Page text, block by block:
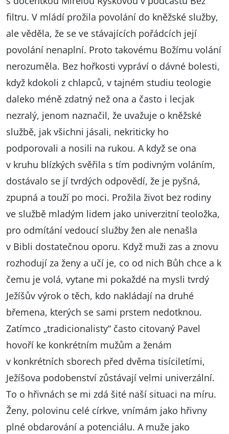
filtru. V mládí prožila povolání do kněžské služby,
ale věděla, že se ve stávajících pořádcích její
povolání nenaplní. Proto takovému Božímu volání
nerozuměla. Bez hořkosti vypráví o dávné bolesti,
když kdokoli z chlapců, v tajném studiu teologie
daleko méně zdatný než ona a často i lecjak
nezralý, jenom naznačil, že uvažuje o kněžské
službě, jak všichni jásali, nekriticky ho
podporovali a nosili na rukou. A když se ona
v kruhu blízkých svěřila s tím podivným voláním,
dostávalo se jí tvrdých odpovědí, že je pyšná,
zpupná a touží po moci. Prožila život bez rodiny
ve službě mladým lidem jako univerzitní teoložka,
pro odmítání vedoucí služby žen ale nenašla
v Bibli dostatečnou oporu. Když muži zas a znovu
rozhodují za ženy a učí je, co od nich Bůh chce a k
čemu je volá, vytane mi pokaždé na mysli tvrdý
Ježíšův výrok o těch, kdo nakládají na druhé
břemena, kterých se sami prstem nedotknou.
Zatímco „tradicionalisty“ často citovaný Pavel
hovoří ke konkrétním mužům a ženám
v konkrétních sborech před dvěma tisíciletími,
Ježíšova podobenství zůstávají velmi univerzální.
To o hřivnách se mi zdá šité naší situaci na míru.
Ženy, polovinu celé církve, vnímám jako hřivny
plné obdarování a potenciálu. A muže jako